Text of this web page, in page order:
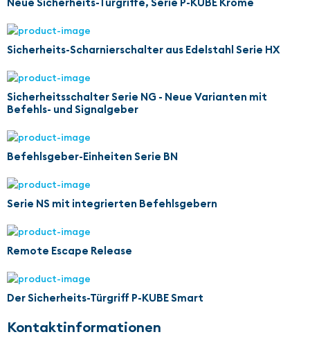
Sicherheits-Scharnierschalter aus Edelstahl Serie HX
Sicherheitsschalter Serie NG - Neue Varianten mit
Befehls- und Signalgeber
Befehlsgeber-Einheiten Serie BN
Serie NS mit integrierten Befehlsgebern
Remote Escape Release
Der Sicherheits-Türgriff P-KUBE Smart
Kontaktinformationen